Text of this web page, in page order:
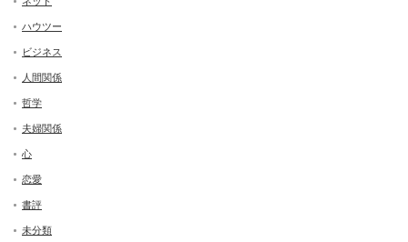
ハウツー
ビジネス
人間関係
哲学
夫婦関係
心
恋愛
書評
未分類